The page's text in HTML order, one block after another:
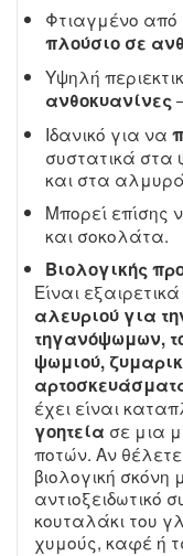
Φτιαγμένο από
πλούσιο σε
Υψηλή
ανθοκυανίνες
Ιδανικό για να
συστατικά στα
και στα
Μπορεί επίσης
και σοκολάτα.
Βιολογικής
Είναι εξαιρετικά
αλευριού για
τηγανόψωμων,
ψωμιού,
έχει είναι
γοητεία σε μια
ποτών. Αν
βιολογική
κουταλάκι του
χυμούς, καφέ ή